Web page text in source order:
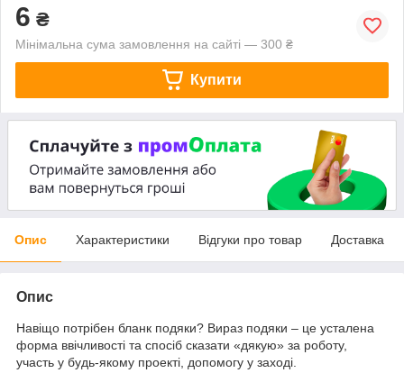
6 ₴
Мінімальна сума замовлення на сайті — 300 ₴
Купити
Опис Характеристики Відгуки про товар Доставка
Опис
Навіщо потрібен бланк подяки? Вираз подяки – це усталена
форма ввічливості та спосіб сказати «дякую» за роботу,
участь у будь-якому проекті, допомогу у заході.